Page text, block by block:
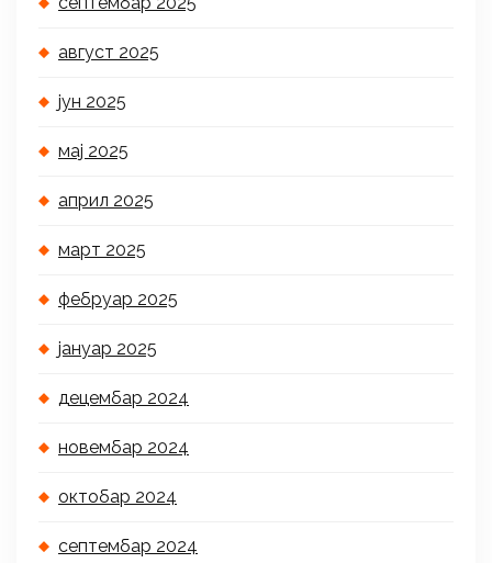
август 2025
јун 2025
мај 2025
април 2025
март 2025
фебруар 2025
јануар 2025
децембар 2024
новембар 2024
октобар 2024
септембар 2024